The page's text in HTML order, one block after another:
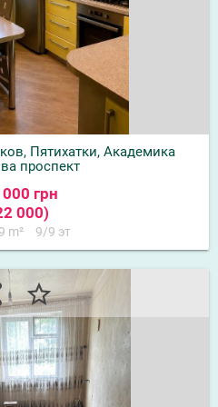
Пятихатки, Академика
проспект
грн
000)
m² 9/9 эт
star_border